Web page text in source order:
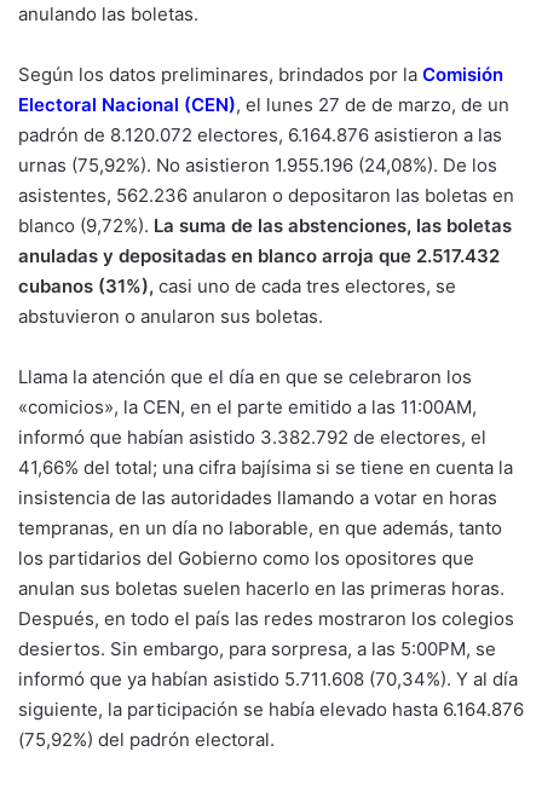
anulando las boletas.
Según los datos preliminares, brindados por la Comisión
Electoral Nacional (CEN), el lunes 27 de de marzo, de un
padrón de 8.120.072 electores, 6.164.876 asistieron a las
urnas (75,92%). No asistieron 1.955.196 (24,08%). De los
asistentes, 562.236 anularon o depositaron las boletas en
blanco (9,72%). La suma de las abstenciones, las boletas
anuladas y depositadas en blanco arroja que 2.517.432
cubanos (31%), casi uno de cada tres electores, se
abstuvieron o anularon sus boletas.
Llama la atención que el día en que se celebraron los
«comicios», la CEN, en el parte emitido a las 11:00AM,
informó que habían asistido 3.382.792 de electores, el
41,66% del total; una cifra bajísima si se tiene en cuenta la
insistencia de las autoridades llamando a votar en horas
tempranas, en un día no laborable, en que además, tanto
los partidarios del Gobierno como los opositores que
anulan sus boletas suelen hacerlo en las primeras horas.
Después, en todo el país las redes mostraron los colegios
desiertos. Sin embargo, para sorpresa, a las 5:00PM, se
informó que ya habían asistido 5.711.608 (70,34%). Y al día
siguiente, la participación se había elevado hasta 6.164.876
(75,92%) del padrón electoral.